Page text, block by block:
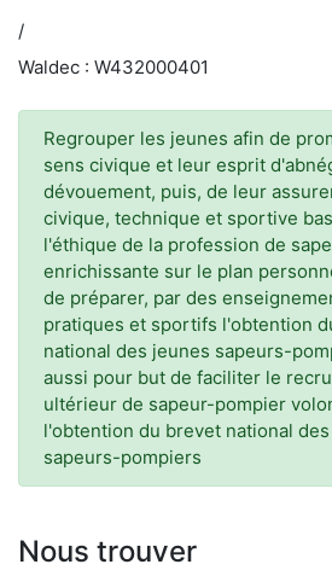
/
Waldec : W432000401
Regrouper les jeunes afin de
sens civique et leur esprit
dévouement, puis, de leur
civique, technique et sportive
l'éthique de la profession de
enrichissante sur le plan
de préparer, par des
pratiques et sportifs l'obtention
national des jeunes sapeurs-
aussi pour but de faciliter le
ultérieur de sapeur-pompier
l'obtention du brevet national
sapeurs-pompiers
Nous trouver